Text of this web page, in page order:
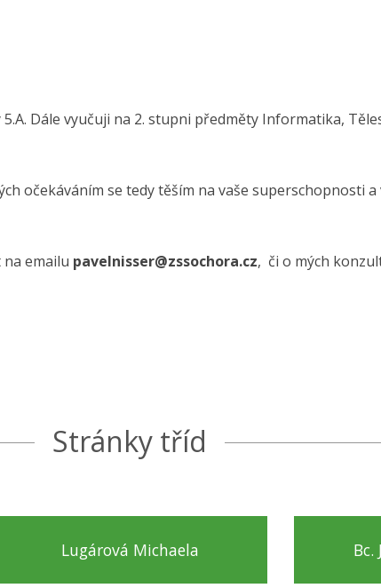
Dále vyučuji na 2. stupni předměty Informatika,
očekáváním se tedy těším na vaše superschopnosti
emailu pavelnisser@zssochora.cz, či o mých
Stránky tříd
Lugárová Michaela